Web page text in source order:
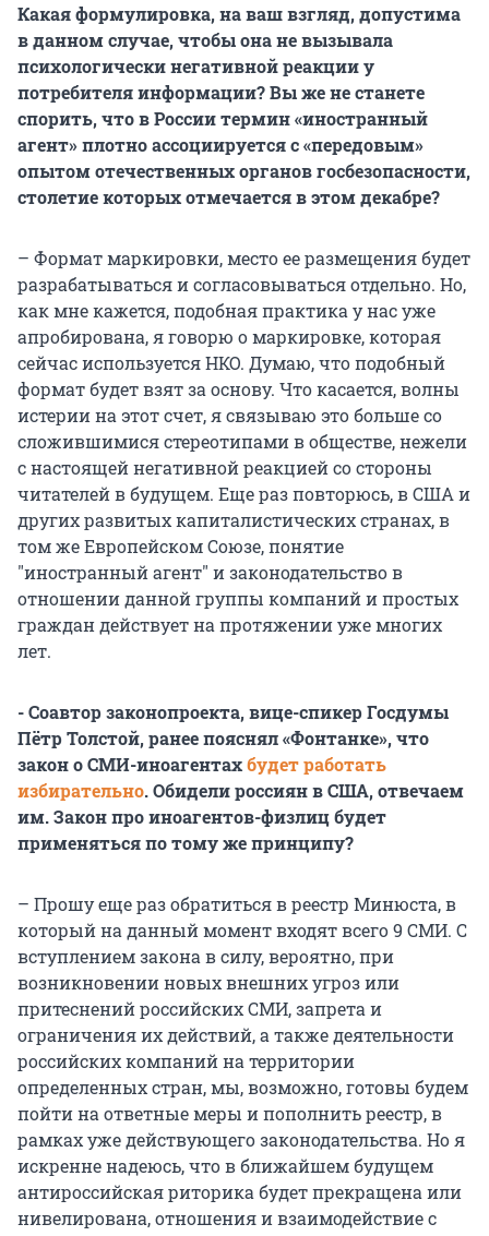
Какая формулировка, на ваш взгляд, допустима
в данном случае, чтобы она не вызывала
психологически негативной реакции у
потребителя информации? Вы же не станете
спорить, что в России термин «иностранный
агент» плотно ассоциируется с «передовым»
опытом отечественных органов госбезопасности,
столетие которых отмечается в этом декабре?
– Формат маркировки, место ее размещения будет
разрабатываться и согласовываться отдельно. Но,
как мне кажется, подобная практика у нас уже
апробирована, я говорю о маркировке, которая
сейчас используется НКО. Думаю, что подобный
формат будет взят за основу. Что касается, волны
истерии на этот счет, я связываю это больше со
сложившимися стереотипами в обществе, нежели
с настоящей негативной реакцией со стороны
читателей в будущем. Еще раз повторюсь, в США и
других развитых капиталистических странах, в
том же Европейском Союзе, понятие
"иностранный агент" и законодательство в
отношении данной группы компаний и простых
граждан действует на протяжении уже многих
лет.
- Соавтор законопроекта, вице-спикер Госдумы
Пётр Толстой, ранее пояснял «Фонтанке», что
закон о СМИ-иноагентахбудет работать
избирательно. Обидели россиян в США, отвечаем
им. Закон про иноагентов-физлиц будет
применяться по тому же принципу?
– Прошу еще раз обратиться в реестр Минюста, в
который на данный момент входят всего 9 СМИ. С
вступлением закона в силу, вероятно, при
возникновении новых внешних угроз или
притеснений российских СМИ, запрета и
ограничения их действий, а также деятельности
российских компаний на территории
определенных стран, мы, возможно, готовы будем
пойти на ответные меры и пополнить реестр, в
рамках уже действующего законодательства. Но я
искренне надеюсь, что в ближайшем будущем
антироссийская риторика будет прекращена или
нивелирована, отношения и взаимодействие с